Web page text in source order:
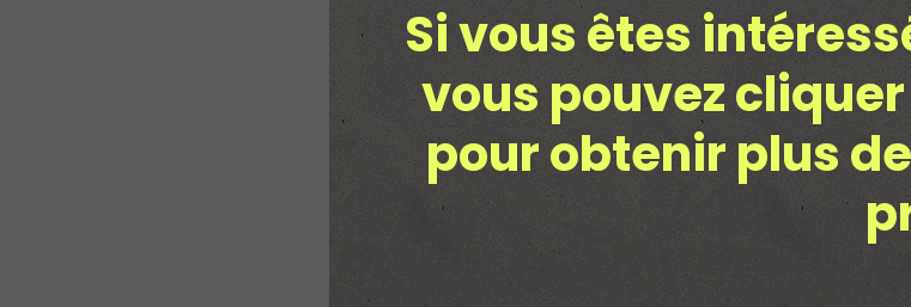
Si vous êtes
vous pouvez
pour obtenir plus